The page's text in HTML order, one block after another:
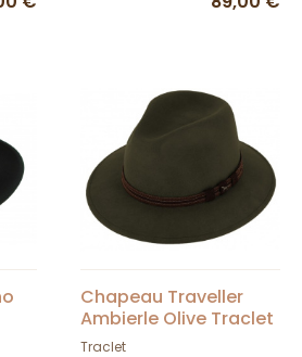
Chapeau Traveller
Ambierle Olive Traclet
Traclet